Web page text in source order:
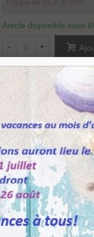
Article disponible sous
- +
Référence: 755225
Ajouter À
en inox.
ou 65 x 30 mm et
est fournie.